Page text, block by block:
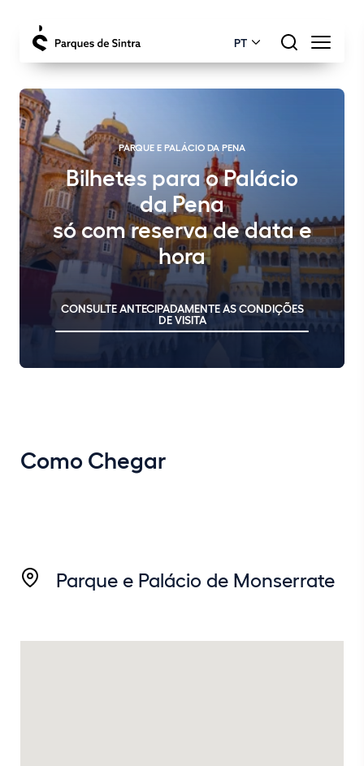
PT
PARQUE E PALÁCIO DA PENA
Bilhetes para o Palácio
da Pena
só com reserva de data e
hora
CONSULTE ANTECIPADAMENTE AS CONDIÇÕES
DE VISITA
Como Chegar
Parque e Palácio de Monserrate